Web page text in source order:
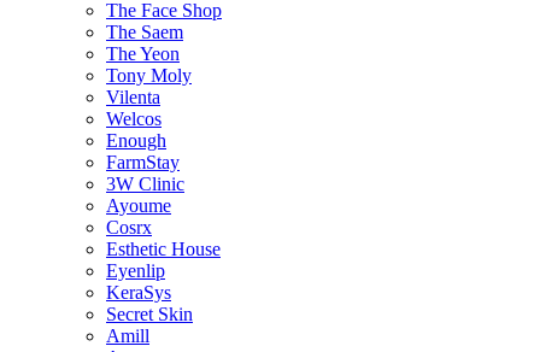
The Face Shop
The Saem
The Yeon
Tony Moly
Vilenta
Welcos
Enough
FarmStay
3W Clinic
Ayoume
Cosrx
Esthetic House
Eyenlip
KeraSys
Secret Skin
Amill